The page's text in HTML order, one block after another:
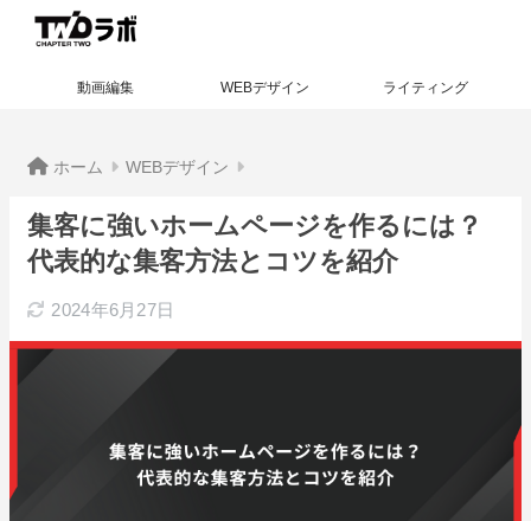
動画編集 WEBデザイン ライティング
ホーム WEBデザイン
集客に強いホームページを作るには？
代表的な集客方法とコツを紹介
2024年6月27日